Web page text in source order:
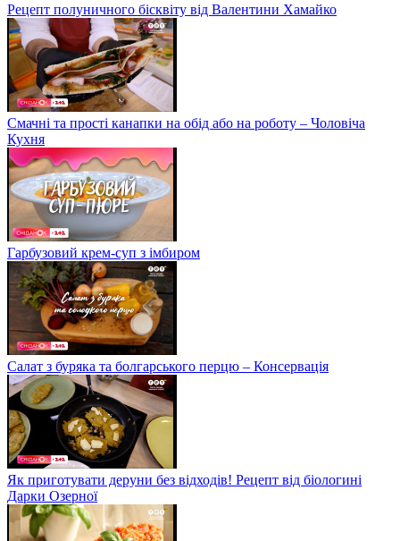
Рецепт полуничного бісквіту від Валентини Хамайко
Смачні та прості канапки на обід або на роботу – Чоловіча
Кухня
Гарбузовий крем-суп з імбиром
Салат з буряка та болгарського перцю – Консервація
Як приготувати деруни без відходів! Рецепт від біологині
Дарки Озерної